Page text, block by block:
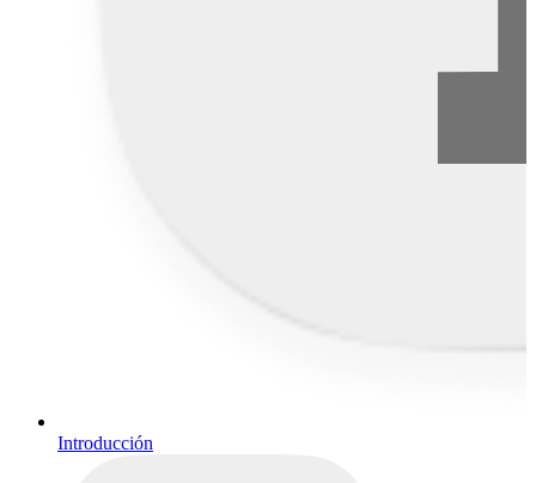
Introducción